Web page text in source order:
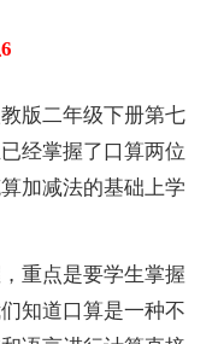
版二年级下册第七
经掌握了口算两位
加减法的基础上学
重点是要学生掌握
知道口算是一种不